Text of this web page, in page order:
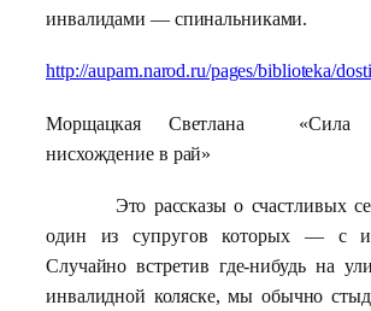
инвалидами — спинальниками.
http://aupam.narod.ru/pages/biblioteka/
Морщацкая Светлана «Сила
нисхождение в рай»
Это рассказы о счастливых
один из супругов которых — с
Случайно встретив где-нибудь на
инвалидной коляске, мы обычно